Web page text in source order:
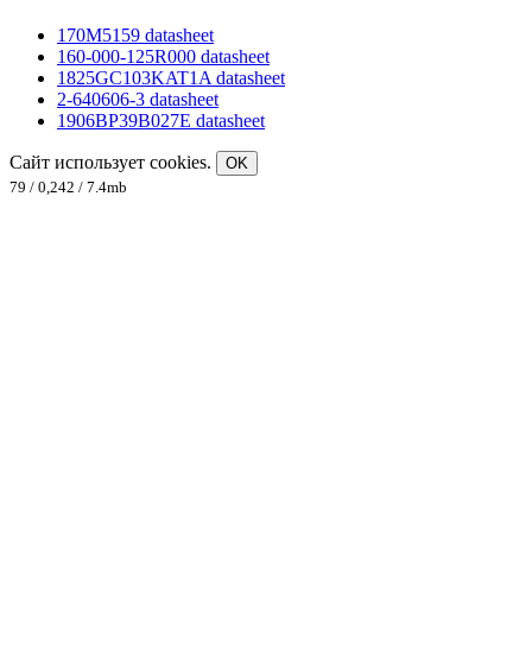
170M5159 datasheet
160-000-125R000 datasheet
1825GC103KAT1A datasheet
2-640606-3 datasheet
1906BP39B027E datasheet
Сайт использует cookies.
OK
79 / 0,242 / 7.4mb